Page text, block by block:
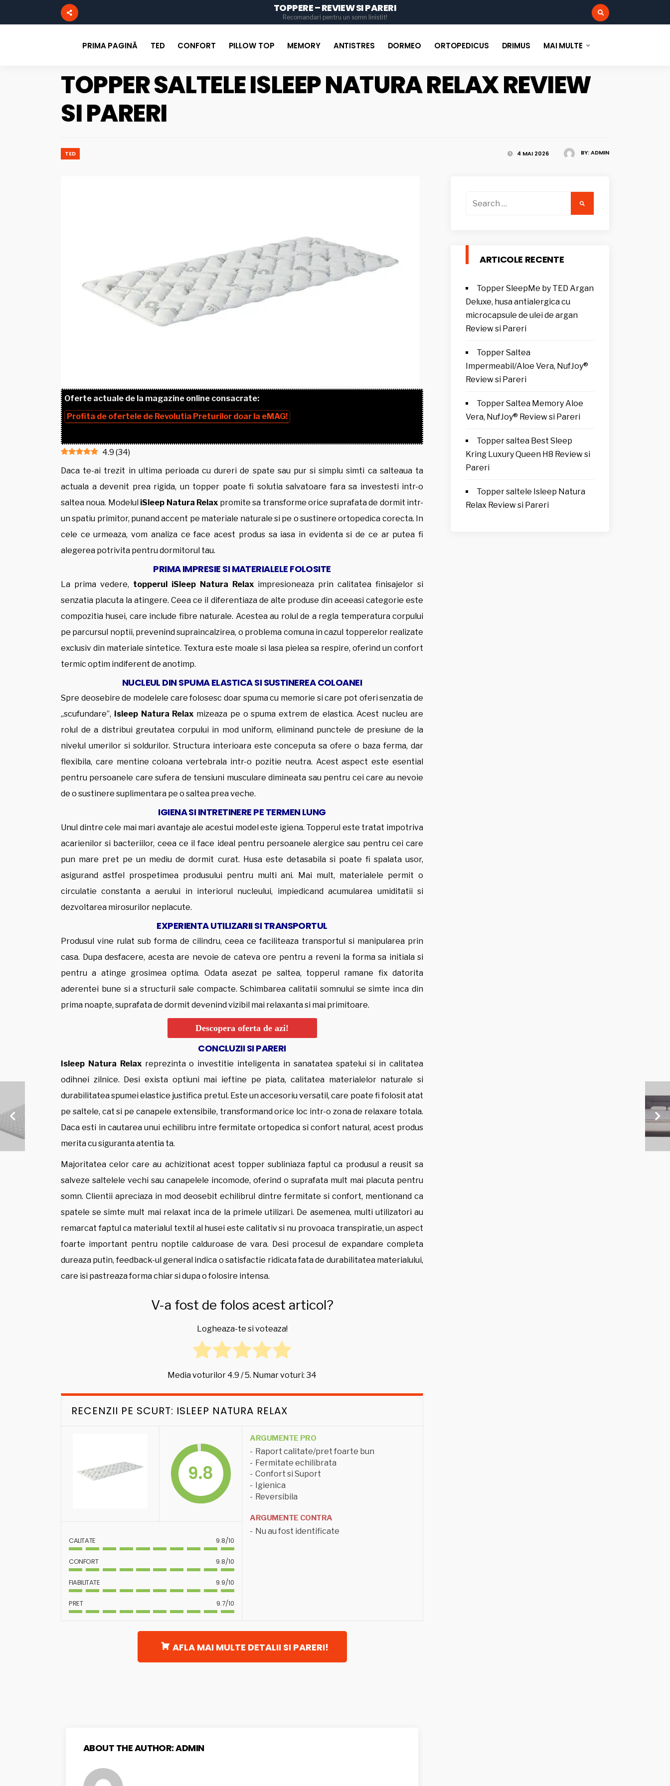
TOPPERE – REVIEW SI PARERI
Recomandari pentru un somn linistit!
PRIMA PAGINĂ TED CONFORT PILLOW TOP MEMORY ANTISTRES DORMEO ORTOPEDICUS DRIMUS MAI MULTE
TOPPER SALTELE ISLEEP NATURA RELAX REVIEW
SI PARERI
BY:ADMIN
4 MAI 2026
TED
Oferte actuale de la magazine online consacrate:
Profita de ofertele de Revolutia Preturilor doar la eMAG!
4.9 (34)
Daca te-ai trezit in ultima perioada cu dureri de spate sau pur si simplu simti ca salteaua ta
actuala a devenit prea rigida, un topper poate fi solutia salvatoare fara sa investesti intr-o
saltea noua. Modelul iSleep Natura Relax promite sa transforme orice suprafata de dormit intr-
un spatiu primitor, punand accent pe materiale naturale si pe o sustinere ortopedica corecta. In
cele ce urmeaza, vom analiza ce face acest produs sa iasa in evidenta si de ce ar putea fi
alegerea potrivita pentru dormitorul tau.
PRIMA IMPRESIE SI MATERIALELE FOLOSITE
La prima vedere, topperul iSleep Natura Relax impresioneaza prin calitatea finisajelor si
senzatia placuta la atingere. Ceea ce il diferentiaza de alte produse din aceeasi categorie este
compozitia husei, care include fibre naturale. Acestea au rolul de a regla temperatura corpului
pe parcursul noptii, prevenind supraincalzirea, o problema comuna in cazul topperelor realizate
exclusiv din materiale sintetice. Textura este moale si lasa pielea sa respire, oferind un confort
termic optim indiferent de anotimp.
NUCLEUL DIN SPUMA ELASTICA SI SUSTINEREA COLOANEI
Spre deosebire de modelele care folosesc doar spuma cu memorie si care pot oferi senzatia de
„scufundare”, Isleep Natura Relax mizeaza pe o spuma extrem de elastica. Acest nucleu are
rolul de a distribui greutatea corpului in mod uniform, eliminand punctele de presiune de la
nivelul umerilor si soldurilor. Structura interioara este conceputa sa ofere o baza ferma, dar
flexibila, care mentine coloana vertebrala intr-o pozitie neutra. Acest aspect este esential
pentru persoanele care sufera de tensiuni musculare dimineata sau pentru cei care au nevoie
de o sustinere suplimentara pe o saltea prea veche.
IGIENA SI INTRETINERE PE TERMEN LUNG
Unul dintre cele mai mari avantaje ale acestui model este igiena. Topperul este tratat impotriva
acarienilor si bacteriilor, ceea ce il face ideal pentru persoanele alergice sau pentru cei care
pun mare pret pe un mediu de dormit curat. Husa este detasabila si poate fi spalata usor,
asigurand astfel prospetimea produsului pentru multi ani. Mai mult, materialele permit o
circulatie constanta a aerului in interiorul nucleului, impiedicand acumularea umiditatii si
dezvoltarea mirosurilor neplacute.
EXPERIENTA UTILIZARII SI TRANSPORTUL
Produsul vine rulat sub forma de cilindru, ceea ce faciliteaza transportul si manipularea prin
casa. Dupa desfacere, acesta are nevoie de cateva ore pentru a reveni la forma sa initiala si
pentru a atinge grosimea optima. Odata asezat pe saltea, topperul ramane fix datorita
aderentei bune si a structurii sale compacte. Schimbarea calitatii somnului se simte inca din
prima noapte, suprafata de dormit devenind vizibil mai relaxanta si mai primitoare.
Descopera oferta de azi!
CONCLUZII SI PARERI
Isleep Natura Relaxreprezinta o investitie inteligenta in sanatatea spatelui si in calitatea
odihnei zilnice. Desi exista optiuni mai ieftine pe piata, calitatea materialelor naturale si
durabilitatea spumei elastice justifica pretul. Este un accesoriu versatil, care poate fi folosit atat
pe saltele, cat si pe canapele extensibile, transformand orice loc intr-o zona de relaxare totala.
Daca esti in cautarea unui echilibru intre fermitate ortopedica si confort natural, acest produs
merita cu siguranta atentia ta.
Majoritatea celor care au achizitionat acest topper subliniaza faptul ca produsul a reusit sa
salveze saltelele vechi sau canapelele incomode, oferind o suprafata mult mai placuta pentru
somn. Clientii apreciaza in mod deosebit echilibrul dintre fermitate si confort, mentionand ca
spatele se simte mult mai relaxat inca de la primele utilizari. De asemenea, multi utilizatori au
remarcat faptul ca materialul textil al husei este calitativ si nu provoaca transpiratie, un aspect
foarte important pentru noptile calduroase de vara. Desi procesul de expandare completa
dureaza putin, feedback-ul general indica o satisfactie ridicata fata de durabilitatea materialului,
care isi pastreaza forma chiar si dupa o folosire intensa.
V-a fost de folos acest articol?
Logheaza-te si voteaza!
Media voturilor 4.9 / 5. Numar voturi: 34
RECENZII PE SCURT: ISLEEP NATURA RELAX
9.8
CALITATE 9.8/10
CONFORT 9.8/10
FIABILITATE 9.9/10
PRET 9.7/10
ARGUMENTE PRO
Raport calitate/pret foarte bun
Fermitate echilibrata
Confort si Suport
Igienica
Reversibila
ARGUMENTE CONTRA
Nu au fost identificate
AFLA MAI MULTE DETALII SI PARERI!
ABOUT THE AUTHOR:ADMIN
ARTICOLE RECENTE
Topper SleepMe by TED Argan
Deluxe, husa antialergica cu
microcapsule de ulei de argan
Review si Pareri
Topper Saltea
Impermeabil/Aloe Vera, NufJoy®
Review si Pareri
Topper Saltea Memory Aloe
Vera, NufJoy® Review si Pareri
Topper saltea Best Sleep
Kring Luxury Queen H8 Review si
Pareri
Topper saltele Isleep Natura
Relax Review si Pareri